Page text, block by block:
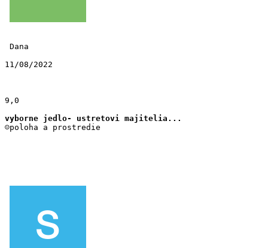
Dana
11/08/2022
9,0
vyborne jedlo- ustretovi majitelia...
☺poloha a prostredie